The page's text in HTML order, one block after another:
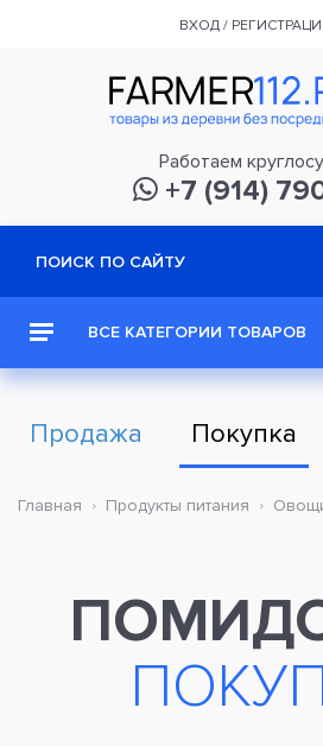
ВХОД /
Работаем
+7 (914)
ВСЕ КАТЕГОРИИ ТОВАРОВ
Продажа Покупка
Главная Продукты питания